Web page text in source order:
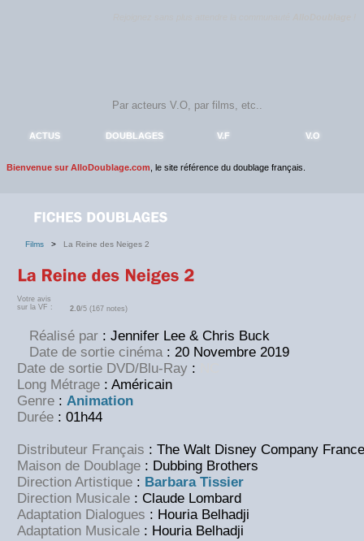
ACTUS DOUBLAGES V.F V.O
Bienvenue sur AlloDoublage.com , le site référence du doublage français.
Films > La Reine des Neiges 2
Votre avis
sur la VF :
2.0/5 (167 notes)
Réalisé par : Jennifer Lee & Chris Buck
Date de sortie cinéma : 20 Novembre 2019
Date de sortie DVD/Blu-Ray :
Long Métrage : Américain
Genre : Animation
Durée : 01h44
Distributeur Français : The Walt Disney Company France
Maison de Doublage : Dubbing Brothers
Direction Artistique : Barbara Tissier
Direction Musicale : Claude Lombard
Adaptation Dialogues : Houria Belhadji
Adaptation Musicale : Houria Belhadji